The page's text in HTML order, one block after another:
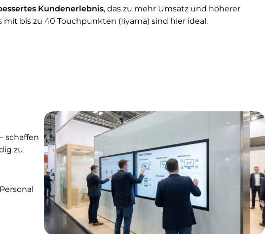
Kundenerlebnis, das zu mehr Umsatz und höherer
bis zu 40 Touchpunkten (Iiyama) sind hier ideal.
schaffen
zu